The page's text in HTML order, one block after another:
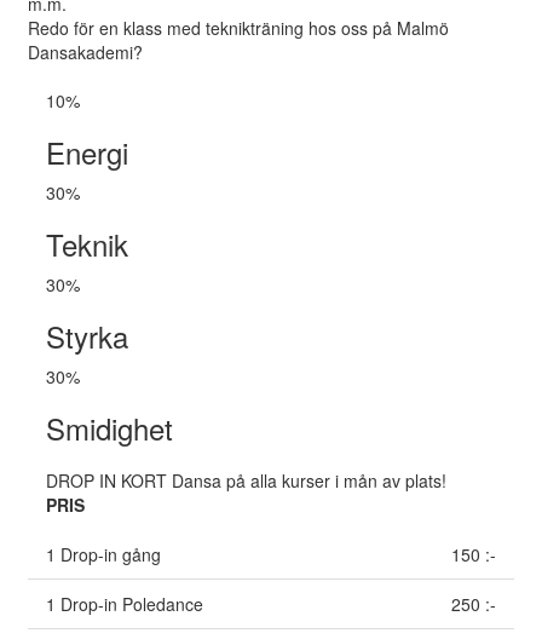
Redo för en klass med teknikträning hos oss på Malmö
Dansakademi?
10%
Energi
30%
Teknik
30%
Styrka
30%
Smidighet
DROP IN KORT Dansa på alla kurser i mån av plats!
PRIS
1 Drop-in gång 150 :-
1 Drop-in Poledance 250 :-